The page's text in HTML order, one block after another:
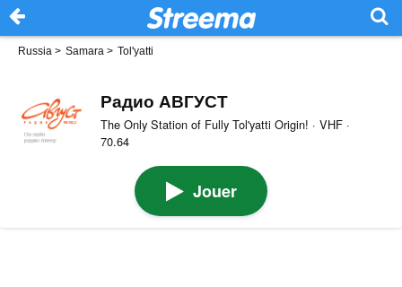
Russia > Samara > Tol'yatti
Радио АВГУСТ
The Only Station of Fully Tol'yatti Origin! · VHF ·
70.64
Jouer